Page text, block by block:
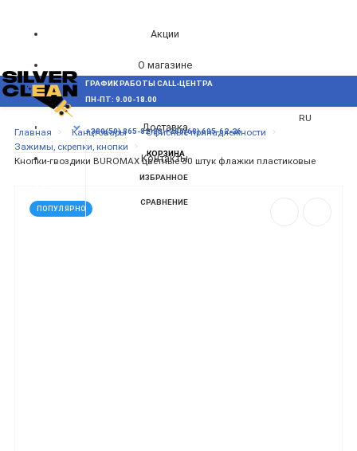
Акции
О магазине
Блог
Доставка
Контакты
RU
МЕНЮ
ГРАФИК РАБОТЫ CALL-ЦЕНТРА
ПН-ПТ: 9.00-18.00
+380(50) 865-82-83+380(68) 695-62-26
КОРЗИНА
ИЗБРАННОЕ
СРАВНЕНИЕ
Главная Канцтовары
Офисные принадлежности
Зажимы, скрепки, кнопки
Кнопки-гвоздики BUROMAX цветные 30 штук флажки пластиковые
ПОПУЛЯРНО